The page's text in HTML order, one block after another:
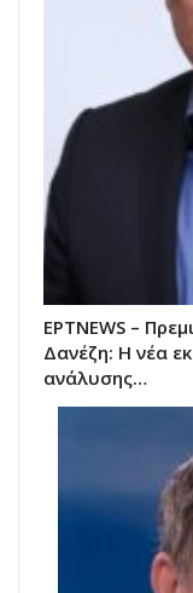
ΕΡΤNEWS –
Δανέζη: Η νέα
ανάλυσης…